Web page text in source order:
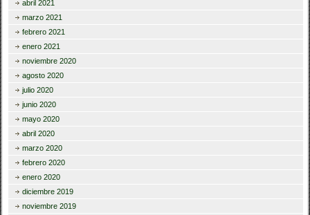
abril 2021
marzo 2021
febrero 2021
enero 2021
noviembre 2020
agosto 2020
julio 2020
junio 2020
mayo 2020
abril 2020
marzo 2020
febrero 2020
enero 2020
diciembre 2019
noviembre 2019